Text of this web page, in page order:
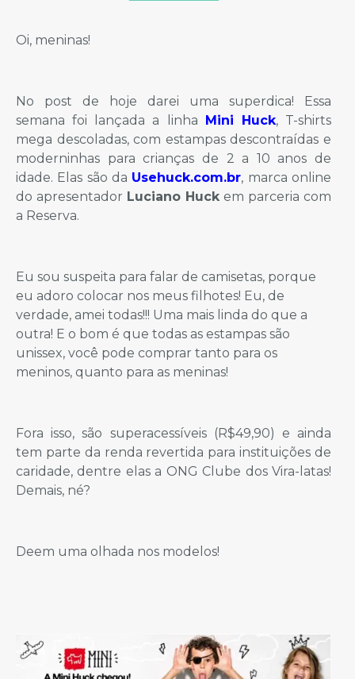
Oi, meninas!
No post de hoje darei uma superdica! Essa
semana foi lançada a linha
Mini Huck, T-shirts
mega descoladas, com estampas descontraídas e
moderninhas para crianças de 2 a 10 anos de
idade. Elas são da Usehuck.com.br, marca online
do apresentador Luciano Huckem parceria com
a Reserva.
Eu sou suspeita para falar de camisetas, porque
eu adoro colocar nos meus filhotes! Eu, de
verdade, amei todas!!! Uma mais linda do que a
outra! E o bom é que todas as estampas são
unissex, você pode comprar tanto para os
meninos, quanto para as meninas!
Fora isso, são superacessíveis (R$49,90) e ainda
tem parte da renda revertida para instituições de
caridade, dentre elas a ONG Clube dos Vira-latas!
Demais, né?
Deem uma olhada nos modelos!